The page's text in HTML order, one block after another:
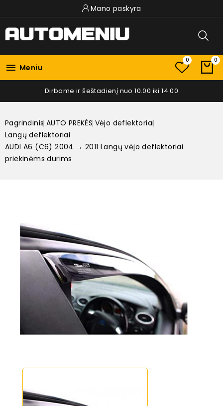
Mano paskyra
 Meniu
0 0
Dirbame ir šeštadienį nuo 10.00 iki 14.00
Pagrindinis AUTO PREKĖS Vėjo deflektoriai
Langų deflektoriai
AUDI A6 (C6) 2004 → 2011 Langų vėjo deflektoriai
priekinėms durims